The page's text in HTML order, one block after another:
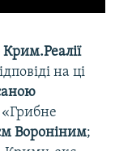
Крим.Реалії
на ці
Вороніним;